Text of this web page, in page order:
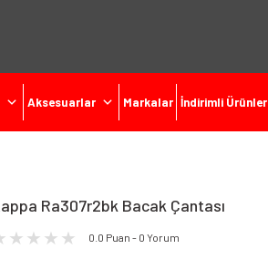
Aksesuarlar Markalar İndirimli Ürünler
Ra307r2bk Bacak Çantası
0.0 Puan - 0 Yorum